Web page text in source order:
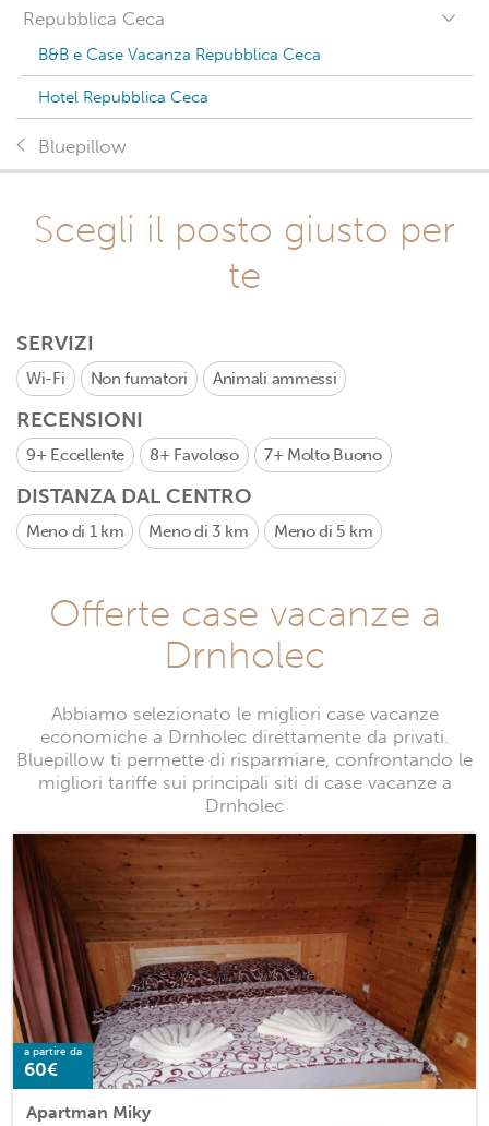
Repubblica Ceca
B&B e Case Vacanza Repubblica Ceca
Hotel Repubblica Ceca
Bluepillow
Scegli il posto giusto per
te
SERVIZI
Wi-Fi Non fumatori Animali ammessi
RECENSIONI
9+ Eccellente 8+ Favoloso 7+ Molto Buono
DISTANZA DAL CENTRO
Meno di 1 km Meno di 3 km Meno di 5 km
Offerte case vacanze a
Drnholec
Abbiamo selezionato le migliori case vacanze
economiche a Drnholec direttamente da privati.
Bluepillow ti permette di risparmiare, confrontando le
migliori tariffe sui principali siti di case vacanze a
Drnholec
a partire da
60€
Apartman Miky